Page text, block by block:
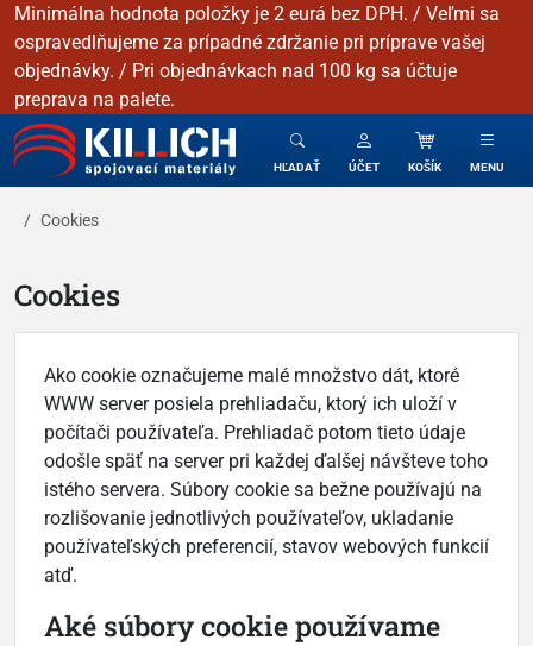
Minimálna hodnota položky je 2 eurá bez DPH. / Veľmi sa
ospravedlňujeme za prípadné zdržanie pri príprave vašej
objednávky. / Pri objednávkach nad 100 kg sa účtuje
preprava na palete.
KILLICH - Spojovacie materiály
HĽADAŤ ÚČET KOŠÍK MENU
Cookies
Cookies
Ako cookie označujeme malé množstvo dát, ktoré
WWW server posiela prehliadaču, ktorý ich uloží v
počítači používateľa. Prehliadač potom tieto údaje
odošle späť na server pri každej ďalšej návšteve toho
istého servera. Súbory cookie sa bežne používajú na
rozlišovanie jednotlivých používateľov, ukladanie
používateľských preferencií, stavov webových funkcií
atď.
Aké súbory cookie používame